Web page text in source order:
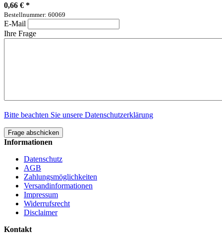
0,66 € *
Bestellnummer: 60069
E-Mail
Ihre Frage
Bitte beachten Sie unsere Datenschutzerklärung
Frage abschicken
Informationen
Datenschutz
AGB
Zahlungsmöglichkeiten
Versandinformationen
Impressum
Widerrufsrecht
Disclaimer
Kontakt